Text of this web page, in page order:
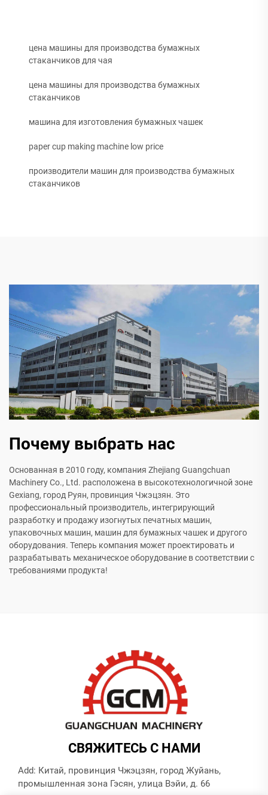
цена машины для производства бумажных
стаканчиков для чая
цена машины для производства бумажных
стаканчиков
машина для изготовления бумажных чашек
paper cup making machine low price
производители машин для производства бумажных
стаканчиков
Почему выбрать нас
Основанная в 2010 году, компания Zhejiang Guangchuan
Machinery Co., Ltd. расположена в высокотехнологичной зоне
Gexiang, город Руян, провинция Чжэцзян. Это
профессиональный производитель, интегрирующий
разработку и продажу изогнутых печатных машин,
упаковочных машин, машин для бумажных чашек и другого
оборудования. Теперь компания может проектировать и
разрабатывать механическое оборудование в соответствии с
требованиями продукта!
СВЯЖИТЕСЬ С НАМИ
Add: Китай, провинция Чжэцзян, город Жуйань,
промышленная зона Гэсян, улица Вэйи, д. 66